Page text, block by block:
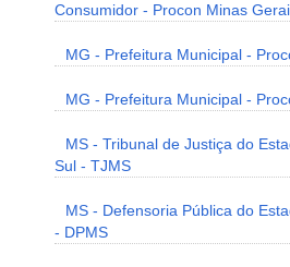
Consumidor - Procon Minas
MG - Prefeitura Municipal -
MG - Prefeitura Municipal -
MS - Tribunal de Justiça do
Sul - TJMS
MS - Defensoria Pública do
- DPMS